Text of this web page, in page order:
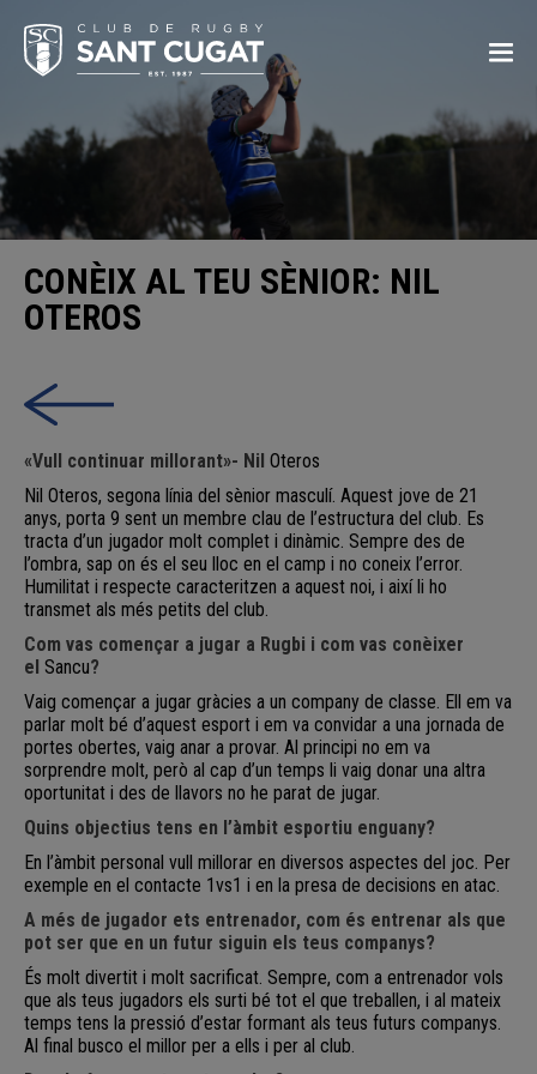
CONÈIX AL TEU SÈNIOR: NIL
OTEROS
«Vull continuar millorant»- Nil Oteros
Nil Oteros, segona línia del sènior masculí. Aquest jove de 21
anys, porta 9 sent un membre clau de l’estructura del club. Es
tracta d’un jugador molt complet i dinàmic. Sempre des de
l’ombra, sap on és el seu lloc en el camp i no coneix l’error.
Humilitat i respecte caracteritzen a aquest noi, i així li ho
transmet als més petits del club.
Com vas començar a jugar a Rugbi i com vas conèixer
el Sancu?
Vaig començar a jugar gràcies a un company de classe. Ell em va
parlar molt bé d’aquest esport i em va convidar a una jornada de
portes obertes, vaig anar a provar. Al principi no em va
sorprendre molt, però al cap d’un temps li vaig donar una altra
oportunitat i des de llavors no he parat de jugar.
Quins objectius tens en l’àmbit esportiu enguany?
En l’àmbit personal vull millorar en diversos aspectes del joc. Per
exemple en el contacte 1vs1 i en la presa de decisions en atac.
A més de jugador ets entrenador, com és entrenar als que
pot ser que en un futur siguin els teus companys?
És molt divertit i molt sacrificat. Sempre, com a entrenador vols
que als teus jugadors els surti bé tot el que treballen, i al mateix
temps tens la pressió d’estar formant als teus futurs companys.
Al final busco el millor per a ells i per al club.